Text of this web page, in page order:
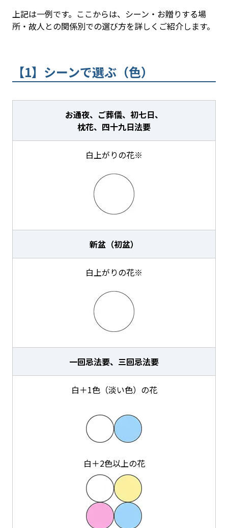
上記は一例です。ここからは、シーン・お贈りする場
所・故人との関係別での選び方を詳しくご紹介します。
【1】シーンで選ぶ（色）
お通夜、ご葬儀、初七日、
枕花、四十九日法要
白上がりの花※
新盆（初盆）
白上がりの花※
一回忌法要、三回忌法要
白＋1色（淡い色）の花
白＋2色以上の花